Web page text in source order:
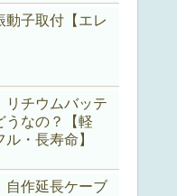
動子取付【エレ
リチウムバッテ
うなの？【軽
・長寿命】
自作延長ケーブ